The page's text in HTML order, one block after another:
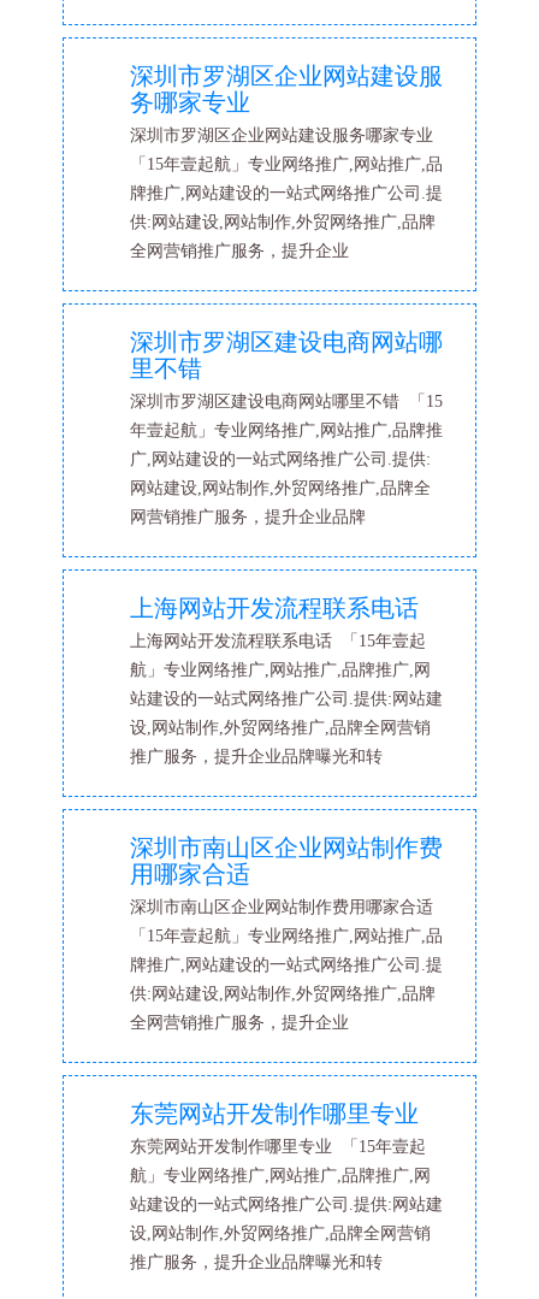
深圳市罗湖区企业网站建设服
务哪家专业
深圳市罗湖区企业网站建设服务哪家专业
「15年壹起航」专业网络推广,网站推广,品
牌推广,网站建设的一站式网络推广公司.提
供:网站建设,网站制作,外贸网络推广,品牌
全网营销推广服务，提升企业
深圳市罗湖区建设电商网站哪
里不错
深圳市罗湖区建设电商网站哪里不错 「15
年壹起航」专业网络推广,网站推广,品牌推
广,网站建设的一站式网络推广公司.提供:
网站建设,网站制作,外贸网络推广,品牌全
网营销推广服务，提升企业品牌
上海网站开发流程联系电话
上海网站开发流程联系电话 「15年壹起
航」专业网络推广,网站推广,品牌推广,网
站建设的一站式网络推广公司.提供:网站建
设,网站制作,外贸网络推广,品牌全网营销
推广服务，提升企业品牌曝光和转
深圳市南山区企业网站制作费
用哪家合适
深圳市南山区企业网站制作费用哪家合适
「15年壹起航」专业网络推广,网站推广,品
牌推广,网站建设的一站式网络推广公司.提
供:网站建设,网站制作,外贸网络推广,品牌
全网营销推广服务，提升企业
东莞网站开发制作哪里专业
东莞网站开发制作哪里专业 「15年壹起
航」专业网络推广,网站推广,品牌推广,网
站建设的一站式网络推广公司.提供:网站建
设,网站制作,外贸网络推广,品牌全网营销
推广服务，提升企业品牌曝光和转